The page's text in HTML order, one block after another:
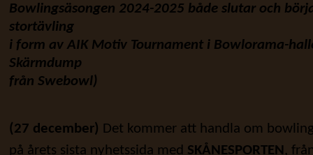
Bowlingsäsongen 2024-2025 både slutar och
stortävling
i form av AIK Motiv Tournament i Bowlorama-
Skärmdump
från Swebowl)
(27 december) Det kommer att handla om
på årets sista nyhetssida med SKÅNESPORTEN,